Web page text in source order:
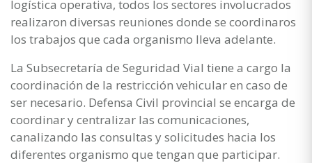
logística operativa, todos los sectores involucrados
realizaron diversas reuniones donde se coordinaros
los trabajos que cada organismo lleva adelante.
La Subsecretaría de Seguridad Vial tiene a cargo la
coordinación de la restricción vehicular en caso de
ser necesario. Defensa Civil provincial se encarga de
coordinar y centralizar las comunicaciones,
canalizando las consultas y solicitudes hacia los
diferentes organismo que tengan que participar.